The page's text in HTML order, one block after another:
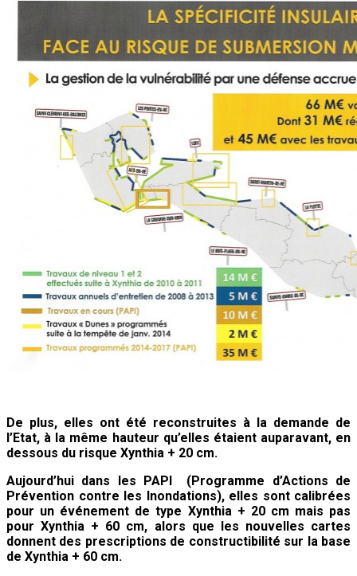
De plus, elles ont été reconstruites à la demande de
l’Etat, à la même hauteur qu’elles étaient auparavant, en
dessous du risque Xynthia + 20 cm.
Aujourd’hui dans les PAPI (Programme d’Actions de
Prévention contre les Inondations), elles sont calibrées
pour un événement de type Xynthia + 20 cm mais pas
pour Xynthia + 60 cm, alors que les nouvelles cartes
donnent des prescriptions de constructibilité sur la base
de Xynthia + 60 cm.